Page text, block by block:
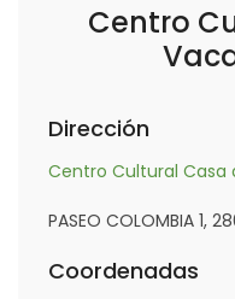
Centro
Dirección
Centro Cultural Casa
PASEO COLOMBIA 1,
Coordenadas